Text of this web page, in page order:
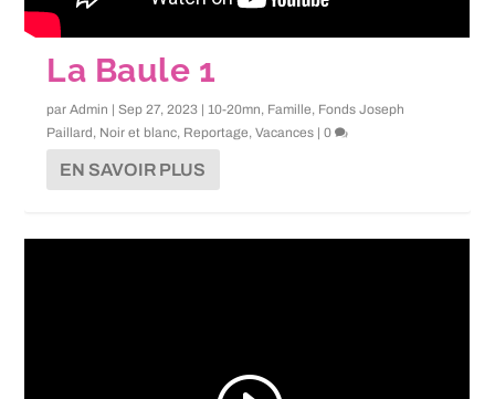
La Baule 1
parAdmin |Sep 27, 2023 |10-20mn, Famille, Fonds Joseph
Paillard, Noir et blanc, Reportage,Vacances |0
EN SAVOIR PLUS